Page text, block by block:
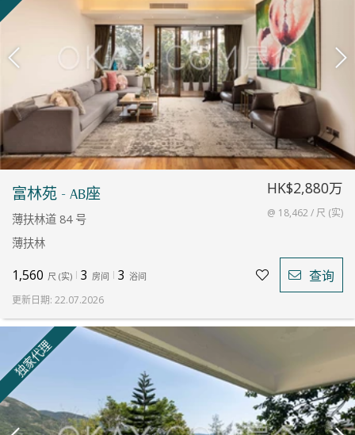
富林苑 - AB座
薄扶林道 84 号
薄扶林
HK$2,880万
@ 18,462 / 尺 (实)
1,560 尺 (实) 3 房间 3 浴间 查询
更新日期: 22.07.2026
独家代理